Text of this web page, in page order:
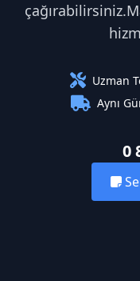
Uzman
Aynı
0